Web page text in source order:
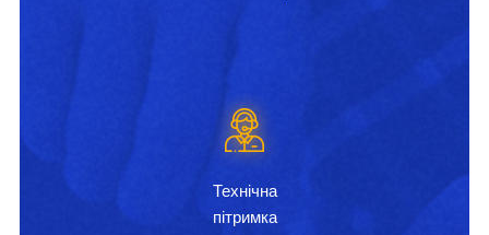
Технічна
пітримка